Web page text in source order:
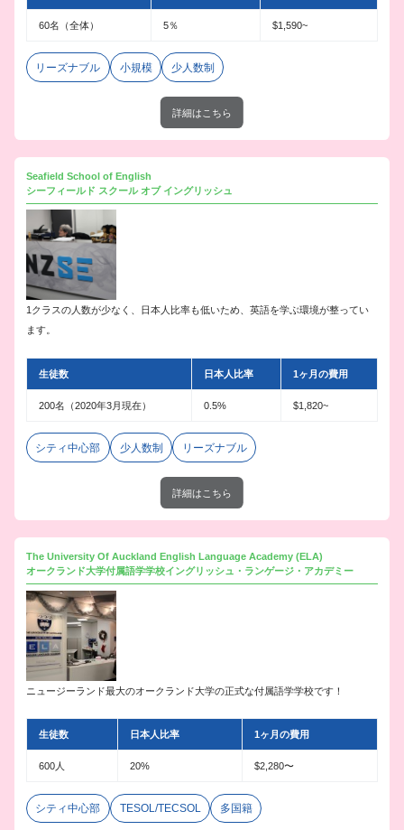
60名（全体） 5％ $1,590~
リーズナブル 小規模 少人数制
詳細はこちら
Seafield School of English
シーフィールド スクール オブ イングリッシュ
1クラスの人数が少なく、日本人比率も低いため、英語を学ぶ環境が整ってい
ます。
生徒数 日本人比率 1ヶ月の費用
200名（2020年3月現在） 0.5% $1,820~
シティ中心部 少人数制 リーズナブル
詳細はこちら
The University Of Auckland English Language Academy (ELA)
オークランド大学付属語学学校イングリッシュ・ランゲージ・アカデミー
ニュージーランド最大のオークランド大学の正式な付属語学学校です！
生徒数 日本人比率 1ヶ月の費用
600人 20% $2,280〜
シティ中心部 TESOL/TECSOL 多国籍